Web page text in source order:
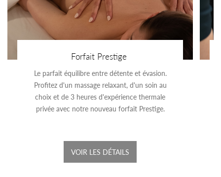
Forfait Prestige
Le parfait équilibre entre détente et évasion.
Profitez d'un massage relaxant, d'un soin au
choix et de 3 heures d'expérience thermale
privée avec notre nouveau forfait Prestige.
VOIR LES DÉTAILS